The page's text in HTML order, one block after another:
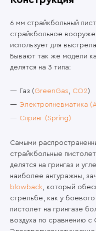
6 мм страйкбольный
страйкбольное
использует для
Бывают так же модели
делятся на 3 типа:
Газ ( GreenGas , CO2)
Электропневматика
Спринг (Spring)
Самыми
страйкбольные
делятся на грингаз и
наиболее антуражны,
blowback , который
стрельбе, как у
пистолет на грингазе
воздуха по сравнению с